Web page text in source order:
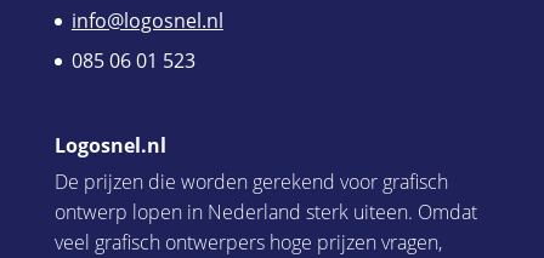
info@logosnel.nl
085 06 01 523
Logosnel.nl
De prijzen die worden gerekend voor grafisch
ontwerp lopen in Nederland sterk uiteen. Omdat
veel grafisch ontwerpers hoge prijzen vragen,